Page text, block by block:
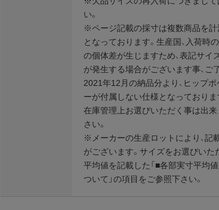
い。
※ページ記載の採寸は複数商品を
となっております。生産国、入荷時
の個体差が生じますため、表記サイ
が発生する場合がございます事、ご
2021年12月の納品分より、ヒップ
ーが付属しない仕様となっておりま
在庫管理上お選びいただく事は出
さい。
※メーカーの生産ロットにより、記
がございます。サイズをお選びい
平均値を記載した「■各部実寸平均
ついて」の項目をご参照下さい。